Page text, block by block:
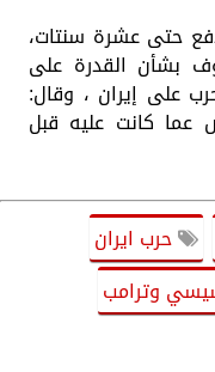
حتى عشرة سنتات،
بشأن القدرة على
على إيران ، وقال:
عما كانت عليه قبل
حرب ايران
وترامب